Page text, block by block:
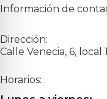
Información de
Dirección:
Calle Venecia, 6,
Horarios: